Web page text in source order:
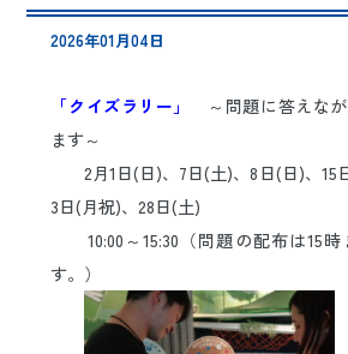
2026年01月04日
「クイズラリー」
～問題に答えな
ます～
2月1日(日)、7日(土)、8日(日)、15
3日(月祝)、28日(土)
10:00～15:30（問題の配布は15時
す。）